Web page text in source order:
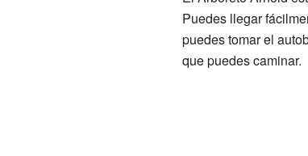
Puedes llegar
puedes tomar el
que puedes caminar.